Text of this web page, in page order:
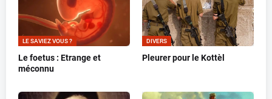
LE SAVIEZ VOUS ?
Le foetus : Etrange et
méconnu
DIVERS
Pleurer pour le Kottèl